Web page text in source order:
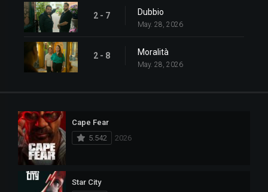
2 - 7 Dubbio
May. 28, 2026
2 - 8 Moralità
May. 28, 2026
Cape Fear
5.542
2026
Star City